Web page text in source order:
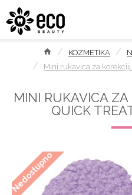
KOZMETIKA
Mini rukavica za
MINI RUKAVICA ZA
QUICK
Nedostupno